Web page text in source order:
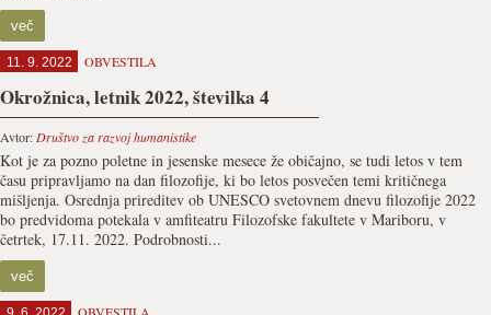
več
11. 9. 2022 OBVESTILA
Okrožnica, letnik 2022, številka 4
Avtor: Društvo za razvoj humanistike
Kot je za pozno poletne in jesenske mesece že običajno, se tudi letos v tem
času pripravljamo na dan filozofije, ki bo letos posvečen temi kritičnega
mišljenja. Osrednja prireditev ob UNESCO svetovnem dnevu filozofije 2022
bo predvidoma potekala v amfiteatru Filozofske fakultete v Mariboru, v
četrtek, 17.11. 2022. Podrobnosti...
več